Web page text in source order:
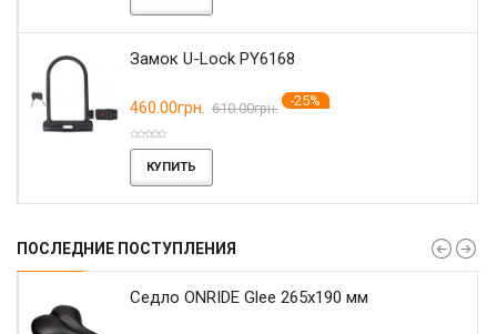
Замок U-Lock PY6168
460.00грн. 610.00грн. -25%
КУПИТЬ
ПОСЛЕДНИЕ ПОСТУПЛЕНИЯ
Седло ONRIDE Glee 265x190 мм